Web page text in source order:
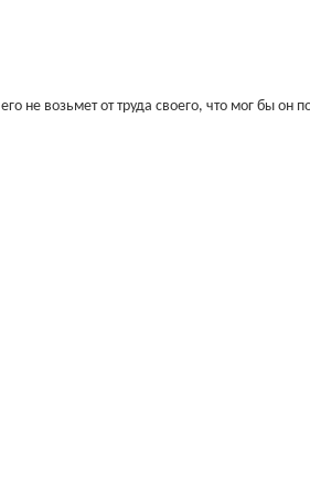
не возьмет от труда своего, что мог бы он